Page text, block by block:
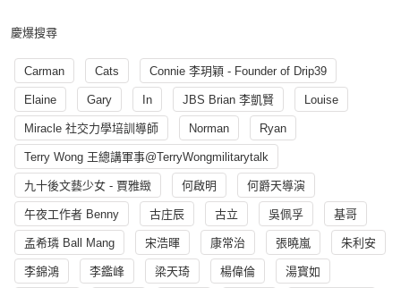
慶爆搜尋
Carman Cats Connie 李玥穎 - Founder of Drip39
Elaine Gary In JBS Brian 李凱賢 Louise
Miracle 社交力學培訓導師 Norman Ryan
Terry Wong 王總講軍事@TerryWongmilitarytalk
九十後文藝少女 - 賈雅緻 何啟明 何爵天導演
午夜工作者 Benny 古庄辰 古立 吳佩孚 基哥
孟希璘 Ball Mang 宋浩暉 康常治 張曉嵐 朱利安
李錦鴻 李鑑峰 梁天琦 楊偉倫 湯寳如